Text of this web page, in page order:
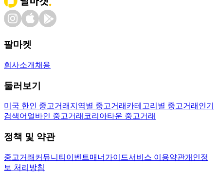
팔마켓
회사소개 채용
둘러보기
미국 한인 중고거래 지역별 중고거래 카테고리별 중고거래 인기
검색어 얼바인 중고거래 코리아타운 중고거래
정책 및 약관
중고거래 커뮤니티 이벤트매너가이드서비스 이용약관개인정
보 처리방침